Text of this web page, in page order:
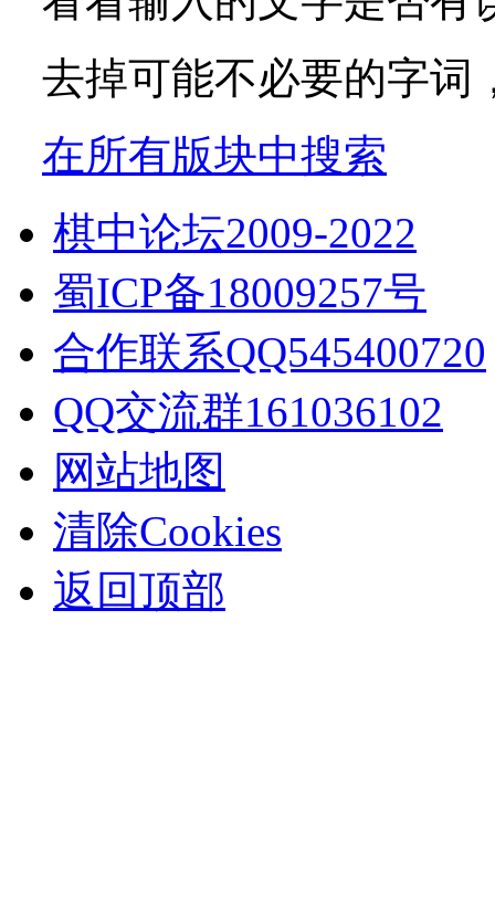
去掉可能不必要的字词
在所有版块中搜索
棋中论坛2009-2022
蜀ICP备18009257号
合作联系QQ545400720
QQ交流群161036102
网站地图
清除Cookies
返回顶部